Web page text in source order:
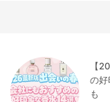
【
の
も